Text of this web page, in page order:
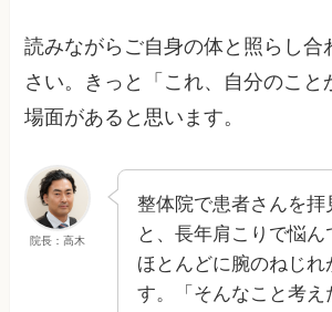
読みながらご自身の体と照らし合
さい。きっと「これ、自分のこと
場面があると思います。
院長：高木
整体院で患者さんを拝
と、長年肩こりで悩ん
ほとんどに腕のねじれ
す。「そんなこと考え